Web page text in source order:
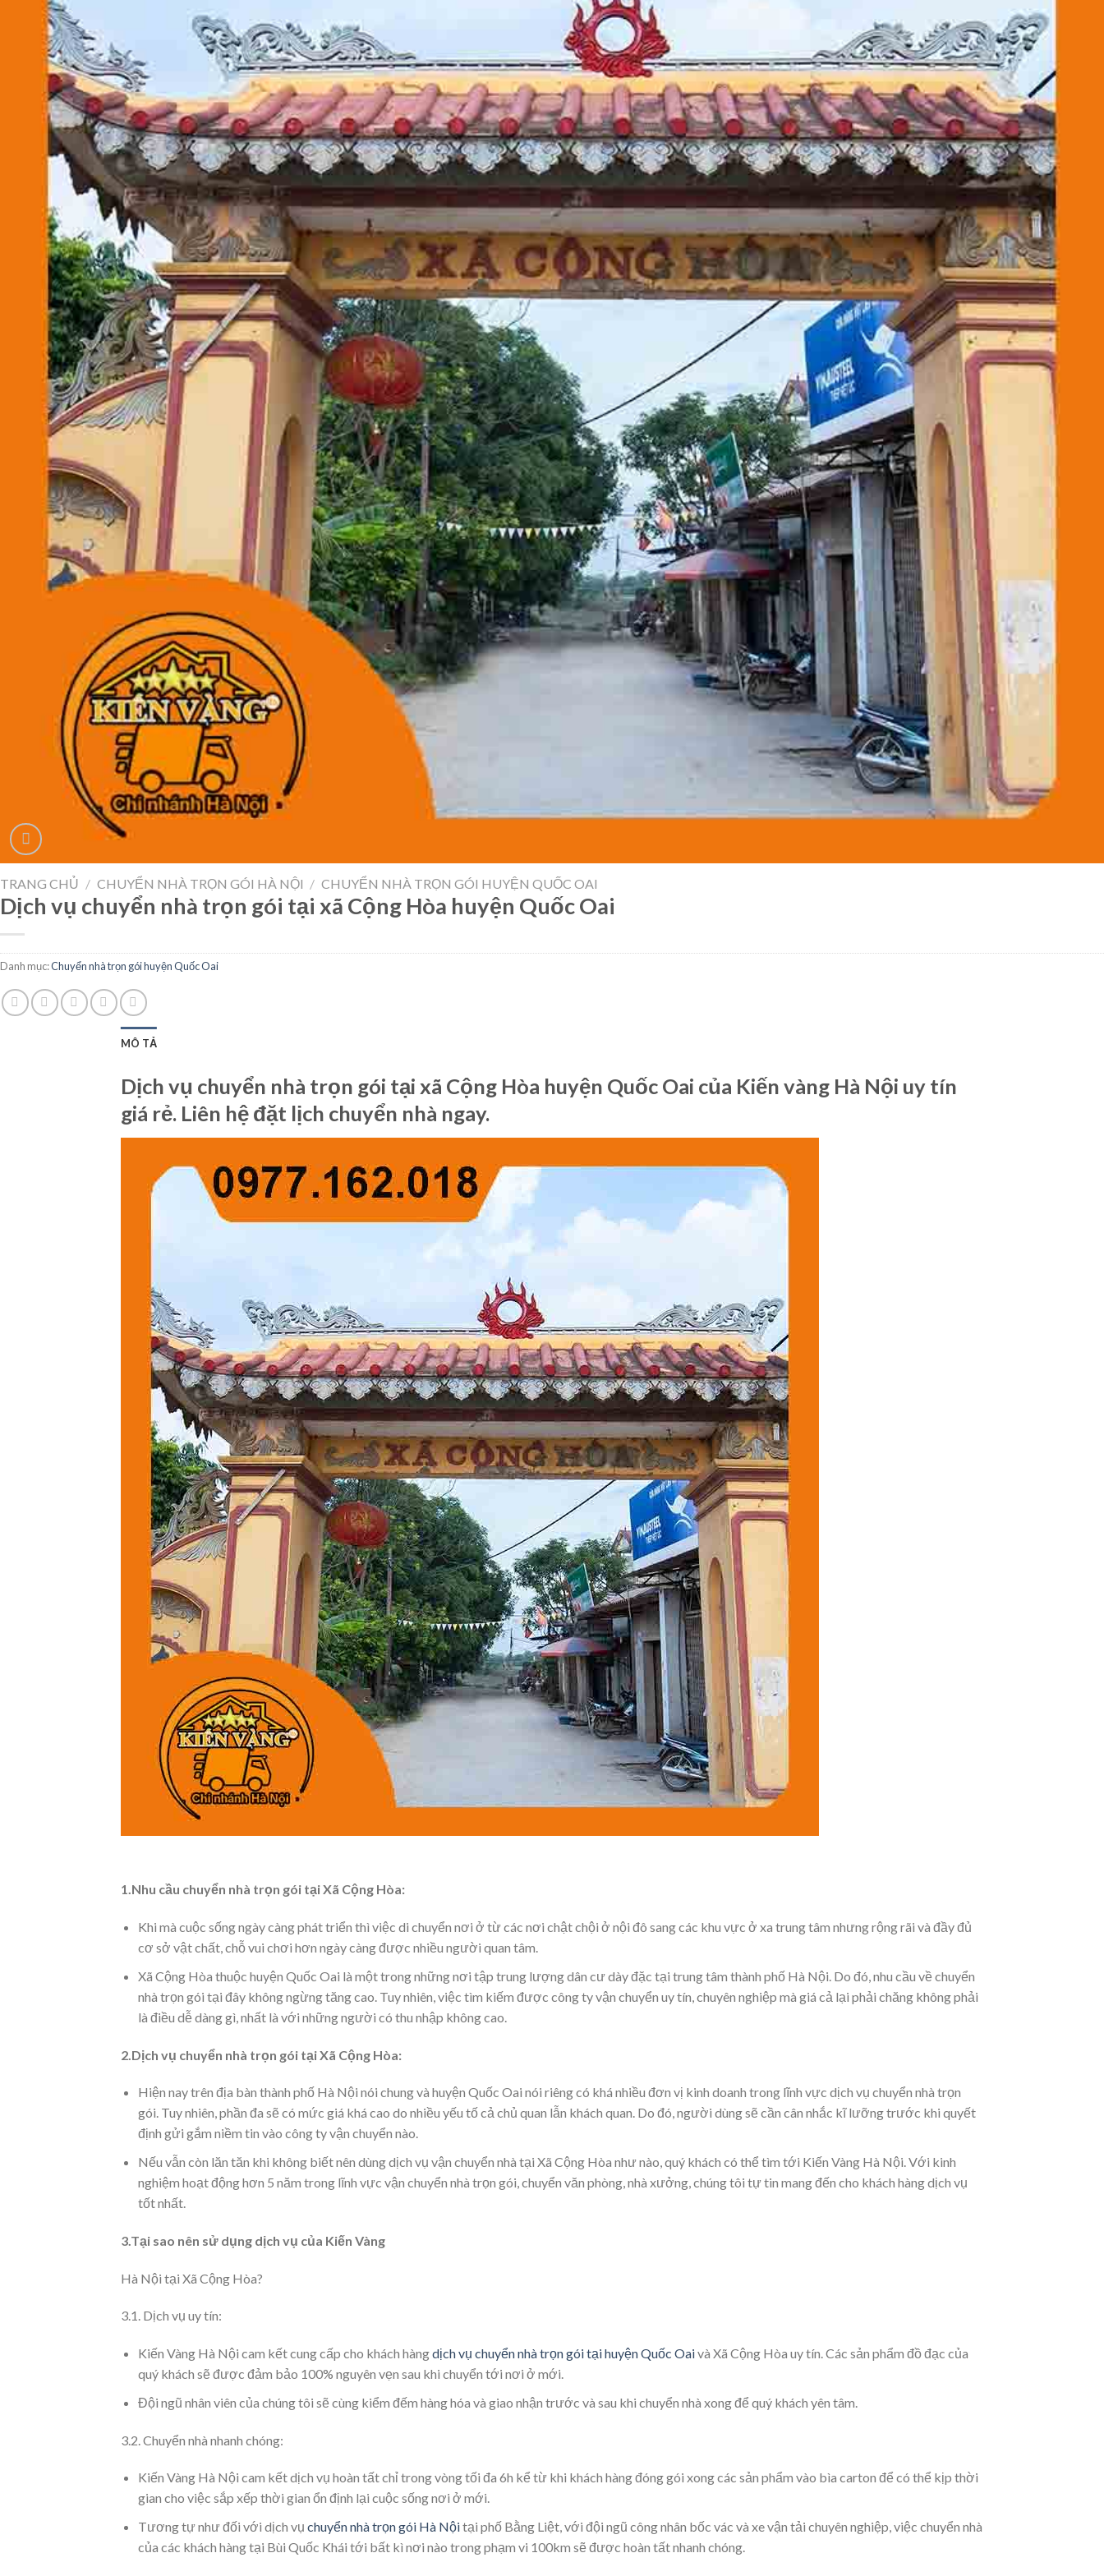
TRANG CHỦ / CHUYỂN NHÀ TRỌN GÓI HÀ NỘI / CHUYỂN NHÀ TRỌN GÓI HUYỆN QUỐC OAI
Dịch vụ chuyển nhà trọn gói tại xã Cộng Hòa huyện Quốc Oai
Danh mục:Chuyển nhà trọn gói huyện Quốc Oai
MÔ TẢ
Dịch vụ chuyển nhà trọn gói tại xã Cộng Hòa huyện Quốc Oai của Kiến vàng Hà Nội uy tín
giá rẻ. Liên hệ đặt lịch chuyển nhà ngay.
1.Nhu cầu chuyển nhà trọn gói tại Xã Cộng Hòa:
Khi mà cuộc sống ngày càng phát triển thì việc di chuyển nơi ở từ các nơi chật chội ở nội đô sang các khu vực ở xa trung tâm nhưng rộng rãi và đầy đủ
cơ sở vật chất, chỗ vui chơi hơn ngày càng được nhiều người quan tâm.
Xã Cộng Hòa thuộc huyện Quốc Oai là một trong những nơi tập trung lượng dân cư dày đặc tại trung tâm thành phố Hà Nội. Do đó, nhu cầu về chuyển
nhà trọn gói tại đây không ngừng tăng cao. Tuy nhiên, việc tìm kiếm được công ty vận chuyển uy tín, chuyên nghiệp mà giá cả lại phải chăng không phải
là điều dễ dàng gì, nhất là với những người có thu nhập không cao.
2.Dịch vụ chuyển nhà trọn gói tại Xã Cộng Hòa:
Hiện nay trên địa bàn thành phố Hà Nội nói chung và huyện Quốc Oai nói riêng có khá nhiều đơn vị kinh doanh trong lĩnh vực dịch vụ chuyển nhà trọn
gói. Tuy nhiên, phần đa sẽ có mức giá khá cao do nhiều yếu tố cả chủ quan lẫn khách quan. Do đó, người dùng sẽ cần cân nhắc kĩ lưỡng trước khi quyết
định gửi gắm niềm tin vào công ty vận chuyển nào.
Nếu vẫn còn lăn tăn khi không biết nên dùng dịch vụ vận chuyển nhà tại Xã Cộng Hòa như nào, quý khách có thể tìm tới Kiến Vàng Hà Nội. Với kinh
nghiệm hoạt động hơn 5 năm trong lĩnh vực vận chuyển nhà trọn gói, chuyển văn phòng, nhà xưởng, chúng tôi tự tin mang đến cho khách hàng dịch vụ
tốt nhất.
3.Tại sao nên sử dụng dịch vụ của Kiến Vàng
Hà Nội tại Xã Cộng Hòa?
3.1. Dịch vụ uy tín:
Kiến Vàng Hà Nội cam kết cung cấp cho khách hàngdịch vụ chuyển nhà trọn gói tại huyện Quốc Oaivà Xã Cộng Hòa uy tín. Các sản phẩm đồ đạc của
quý khách sẽ được đảm bảo 100% nguyên vẹn sau khi chuyển tới nơi ở mới.
Đội ngũ nhân viên của chúng tôi sẽ cùng kiểm đếm hàng hóa và giao nhận trước và sau khi chuyển nhà xong để quý khách yên tâm.
3.2. Chuyển nhà nhanh chóng:
Kiến Vàng Hà Nội cam kết dịch vụ hoàn tất chỉ trong vòng tối đa 6h kể từ khi khách hàng đóng gói xong các sản phẩm vào bìa carton để có thể kịp thời
gian cho việc sắp xếp thời gian ổn định lại cuộc sống nơi ở mới.
Tương tự như đối với dịch vụ chuyển nhà trọn gói Hà Nộitại phố Bằng Liệt, với đội ngũ công nhân bốc vác và xe vận tải chuyên nghiệp, việc chuyển nhà
của các khách hàng tại Bùi Quốc Khái tới bất kì nơi nào trong phạm vi 100km sẽ được hoàn tất nhanh chóng.